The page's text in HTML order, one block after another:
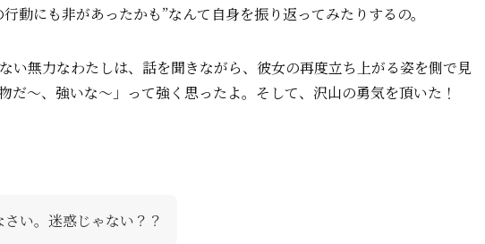
動にも非があったかも”なんて自身を振り返ってみたりするの。
い無力なわたしは、話を聞きながら、彼女の再度立ち上がる姿を側で見
だ〜、強いな〜」って強く思ったよ。そして、沢山の勇気を頂いた！
い。迷惑じゃない？？